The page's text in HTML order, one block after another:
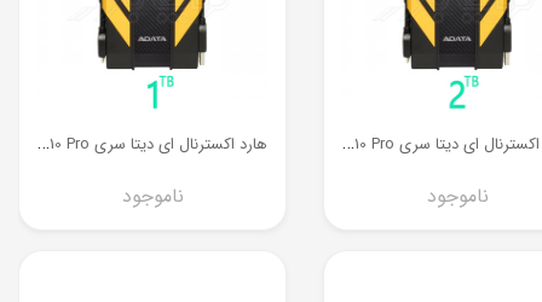
ه
ارد اکسترنال ای دیتا سری HD710 Pro ظرفیت 2 ترابایت
ناموجود
ه
ارد اکسترنال ای دیتا سری HD710 Pro ظرفیت 1 ترابایت
ناموجود